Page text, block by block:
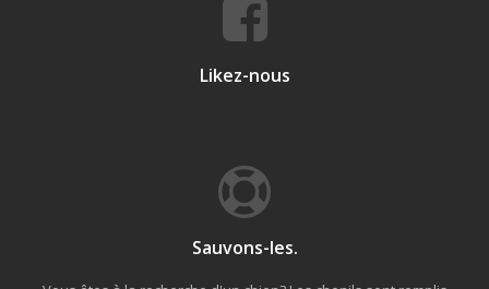
Likez-nous
Sauvons-les.